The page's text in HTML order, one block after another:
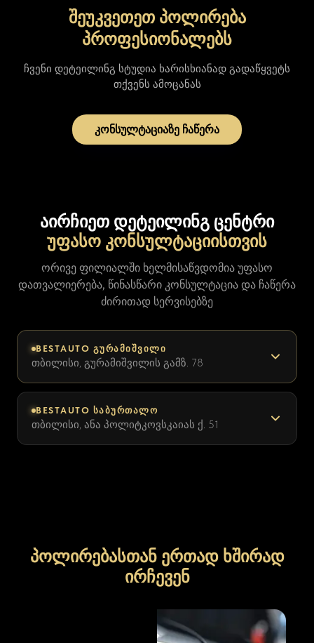
შეუკვეთეთ პოლირება
პროფესიონალებს
ჩვენი დეტეილინგ სტუდია ხარისხიანად გადაწყვეტს
თქვენს ამოცანას
კონსულტაციაზე ჩაწერა
აირჩიეთ დეტეილინგ ცენტრი
უფასო კონსულტაციისთვის
ორივე ფილიალში ხელმისაწვდომია უფასო
დათვალიერება, წინასწარი კონსულტაცია და ჩაწერა
ძირითად სერვისებზე
BESTAUTO ᲒᲣᲠᲐᲛᲘᲨᲕᲘᲚᲘ
თბილისი, გურამიშვილის გამზ. 78
BESTAUTO ᲡᲐᲑᲣᲠᲗᲐᲚᲝ
თბილისი, ანა პოლიტკოვსკაიას ქ. 51
პოლირებასთან ერთად ხშირად
ირჩევენ